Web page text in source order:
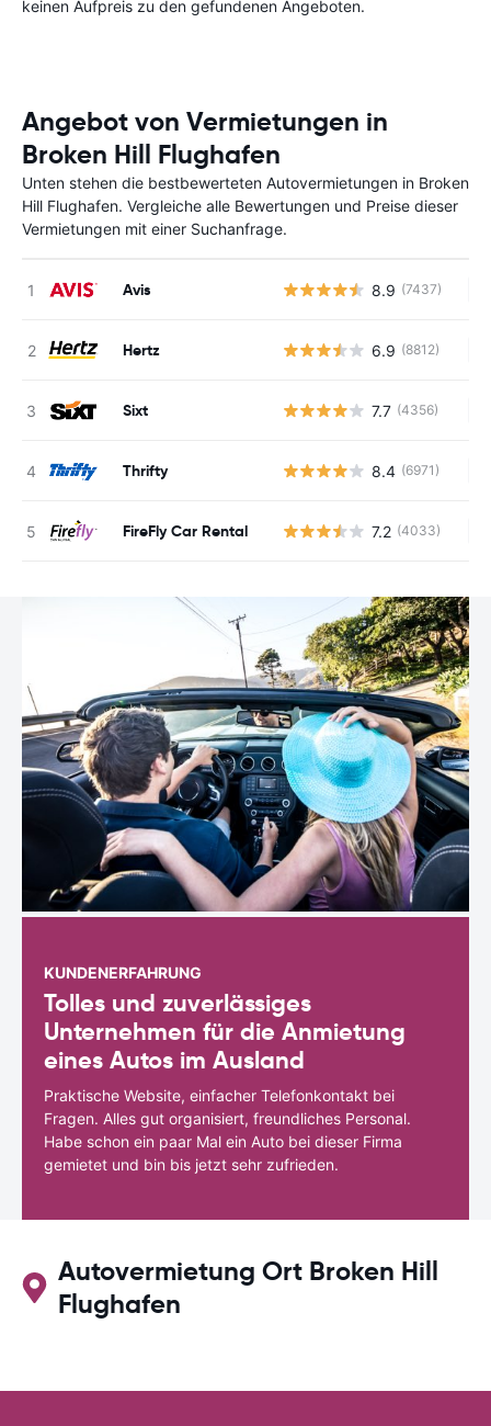
keinen Aufpreis zu den gefundenen Angeboten.
Angebot von Vermietungen in
Broken Hill Flughafen
Unten stehen die bestbewerteten Autovermietungen in Broken
Hill Flughafen. Vergleiche alle Bewertungen und Preise dieser
Vermietungen mit einer Suchanfrage.
Avis 8.9 (7437)
Hertz 6.9 (8812)
Sixt 7.7 (4356)
Thrifty 8.4 (6971)
FireFly Car Rental 7.2 (4033)
KUNDENERFAHRUNG
Tolles und zuverlässiges
Unternehmen für die Anmietung
eines Autos im Ausland
Praktische Website, einfacher Telefonkontakt bei
Fragen. Alles gut organisiert, freundliches Personal.
Habe schon ein paar Mal ein Auto bei dieser Firma
gemietet und bin bis jetzt sehr zufrieden.
Autovermietung Ort Broken Hill
Flughafen